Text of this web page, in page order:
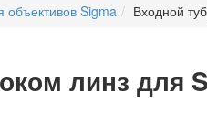
объективов Sigma Входной
линз для